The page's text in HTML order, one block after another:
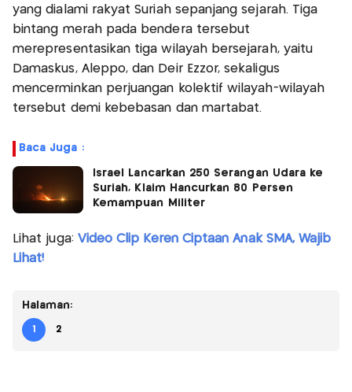
yang dialami rakyat Suriah sepanjang sejarah. Tiga
bintang merah pada bendera tersebut
merepresentasikan tiga wilayah bersejarah, yaitu
Damaskus, Aleppo, dan Deir Ezzor, sekaligus
mencerminkan perjuangan kolektif wilayah-wilayah
tersebut demi kebebasan dan martabat.
Baca Juga :
Israel Lancarkan 250 Serangan Udara ke
Suriah, Klaim Hancurkan 80 Persen
Kemampuan Militer
Lihat juga: Video Clip Keren Ciptaan Anak SMA, Wajib
Lihat!
Halaman:
1 2